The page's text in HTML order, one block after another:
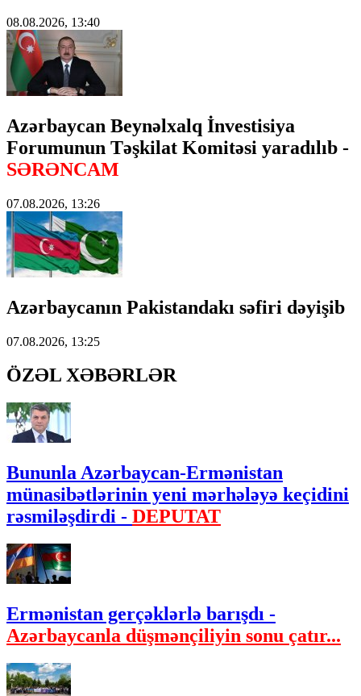
08.08.2026, 13:40
Azərbaycan Beynəlxalq İnvestisiya
Forumunun Təşkilat Komitəsi yaradılıb -
SƏRƏNCAM
07.08.2026, 13:26
Azərbaycanın Pakistandakı səfiri dəyişib
07.08.2026, 13:25
ÖZƏL XƏBƏRLƏR
Bununla Azərbaycan-Ermənistan
münasibətlərinin yeni mərhələyə keçidini
rəsmiləşdirdi - DEPUTAT
Ermənistan gerçəklərlə barışdı -
Azərbaycanla düşmənçiliyin sonu çatır...